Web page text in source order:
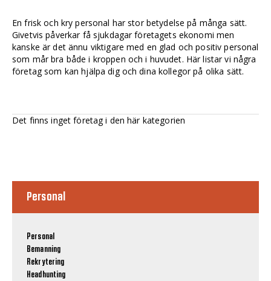
En frisk och kry personal har stor betydelse på många sätt.
Givetvis påverkar få sjukdagar företagets ekonomi men
kanske är det ännu viktigare med en glad och positiv personal
som mår bra både i kroppen och i huvudet. Här listar vi några
företag som kan hjälpa dig och dina kollegor på olika sätt.
Det finns inget företag i den här kategorien
Personal
Personal
Bemanning
Rekrytering
Headhunting